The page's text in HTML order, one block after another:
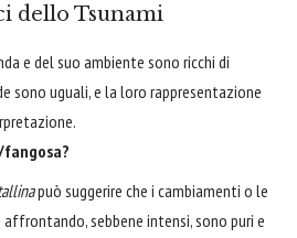
dello Tsunami
e del suo ambiente sono ricchi di
sono uguali, e la loro rappresentazione
fangosa?
può suggerire che i cambiamenti o le
sebbene intensi, sono puri e